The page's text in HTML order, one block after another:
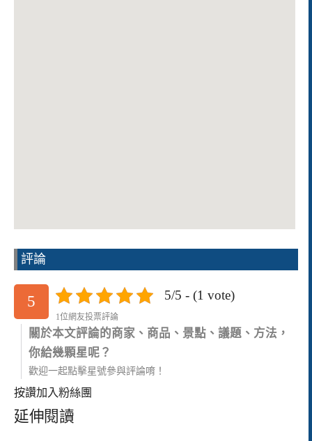
評論
5 5/5 - (1 vote)
1位網友投票評論
關於本文評論的商家、商品、景點、議題、方法，
你給幾顆星呢？
歡迎一起點擊星號參與評論唷！
按讚加入粉絲團
延伸閱讀